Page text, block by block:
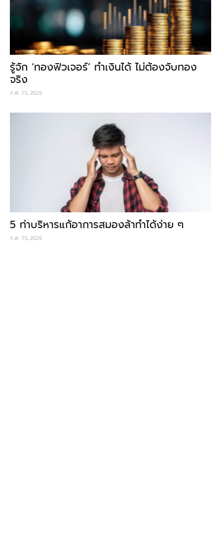
รู้จัก ‘ทองฟิวเจอร์’ ทำเงินได้ ไม่ต้องจับทอง
จริง
ก.ค. 15, 2026
5 ท่าบริหารแก้อาการสมองล้าทำได้ง่าย ๆ
ก.ค. 15, 2026